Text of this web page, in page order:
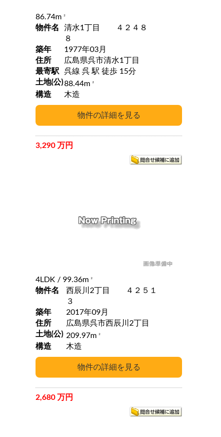
86.74m 2
物件名
清水1丁目 ４２４８
８
築年
1977年03月
住所
広島県呉市清水1丁目
最寄駅
呉線 呉 駅 徒歩 15分
土地(公)88.44m2
構造 木造
3,290 万円
4LDK / 99.36m 2
物件名
西辰川2丁目 ４２５１
３
築年
2017年09月
住所
広島県呉市西辰川2丁目
土地(公) 209.97m2
構造 木造
2,680 万円